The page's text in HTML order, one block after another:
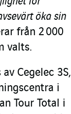
öka sin
från 2 000
valts.
Cegelec 3S,
i
Tour Total i